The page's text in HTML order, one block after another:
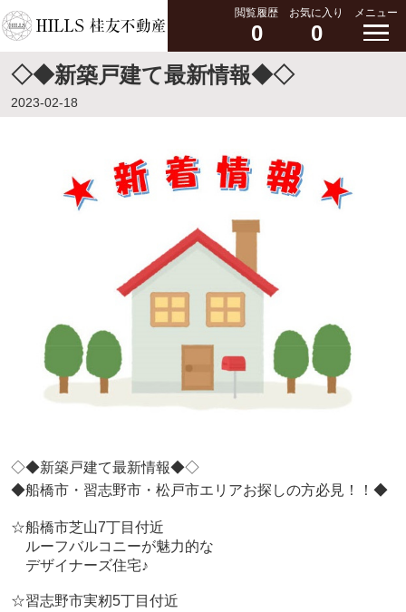
閲覧履歴
0
お気に入り
0
メニュー
◇◆新築戸建て最新情報◆◇
2023-02-18
◇◆新築戸建て最新情報◆◇
◆船橋市・習志野市・松戸市エリアお探しの方必見！！◆
☆船橋市芝山7丁目付近
ルーフバルコニーが魅力的な
デザイナーズ住宅♪
☆習志野市実籾5丁目付近